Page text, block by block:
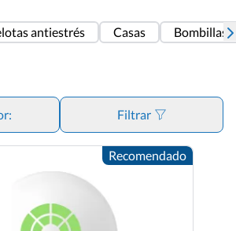
común es hacer a un color. Si tienes
la estampación de los artículos
antiestrés Casas Bombillas
Filtrar
Recomendado